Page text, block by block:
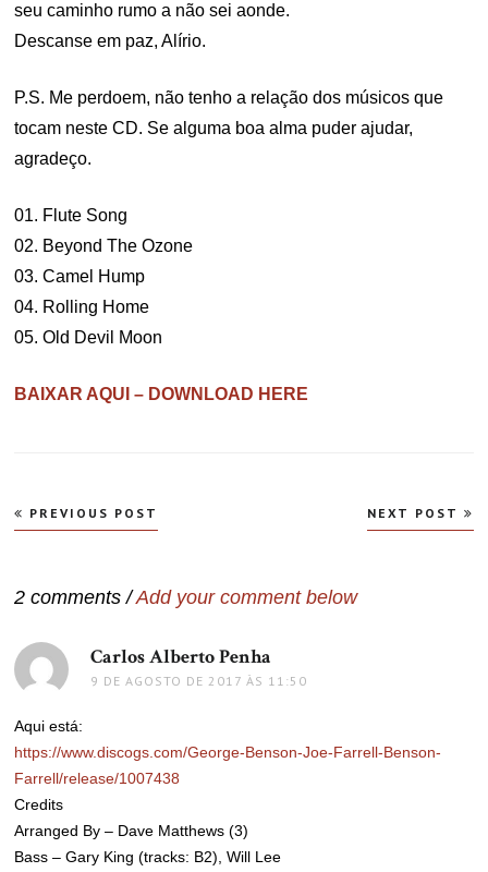
seu caminho rumo a não sei aonde.
Descanse em paz, Alírio.
P.S. Me perdoem, não tenho a relação dos músicos que
tocam neste CD. Se alguma boa alma puder ajudar,
agradeço.
01. Flute Song
02. Beyond The Ozone
03. Camel Hump
04. Rolling Home
05. Old Devil Moon
BAIXAR AQUI – DOWNLOAD HERE
Navegação
de
PREVIOUS POST NEXT POST
2 comments /Add your comment below
Carlos Alberto Penha
9 DE AGOSTO DE 2017 ÀS 11:50
Aqui está:
https://www.discogs.com/George-Benson-Joe-Farrell-Benson-
Farrell/release/1007438
Credits
Arranged By – Dave Matthews (3)
Bass – Gary King (tracks: B2), Will Lee